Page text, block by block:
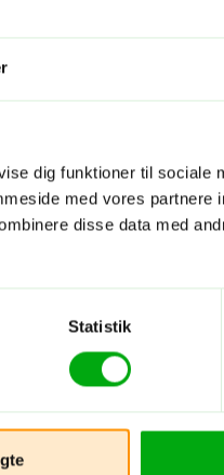
dig funktioner til sociale
med vores partnere
disse data med
Statistik